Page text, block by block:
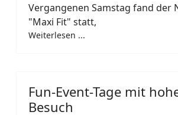
Vergangenen Samstag fand der
"Maxi Fit" statt,
Weiterlesen ...
Fun-Event-Tage mit
Besuch